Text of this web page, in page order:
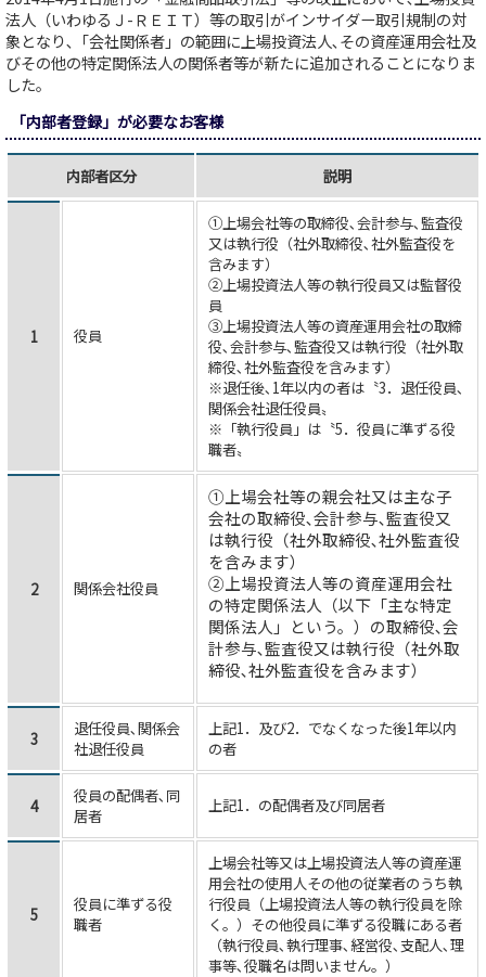
法人（いわゆるＪ-ＲＥＩＴ）等の取引がインサイダー取引規制の対
象となり､「会社関係者」の範囲に上場投資法人､その資産運用会社及
びその他の特定関係法人の関係者等が新たに追加されることになりま
した。
「内部者登録」が必要なお客様
内部者区分 説明
1 役員
①上場会社等の取締役､会計参与､監査役
又は執行役（社外取締役､社外監査役を
含みます）
②上場投資法人等の執行役員又は監督役
員
③上場投資法人等の資産運用会社の取締
役､会計参与､監査役又は執行役（社外取
締役､社外監査役を含みます）
※退任後､1年以内の者は〝3．退任役員､
関係会社退任役員〟
※「執行役員」は〝5．役員に準ずる役
職者〟
2 関係会社役員
①上場会社等の親会社又は主な子
会社の取締役､会計参与､監査役又
は執行役（社外取締役､社外監査役
を含みます）
②上場投資法人等の資産運用会社
の特定関係法人（以下「主な特定
関係法人」という。）の取締役､会
計参与､監査役又は執行役（社外取
締役､社外監査役を含みます）
3
退任役員､関係会
社退任役員
上記1．及び2．でなくなった後1年以内
の者
4
役員の配偶者､同
居者
上記1．の配偶者及び同居者
5
役員に準ずる役
職者
上場会社等又は上場投資法人等の資産運
用会社の使用人その他の従業者のうち執
行役員（上場投資法人等の執行役員を除
く。）その他役員に準ずる役職にある者
（執行役員､執行理事､経営役､支配人､理
事等､役職名は問いません。）